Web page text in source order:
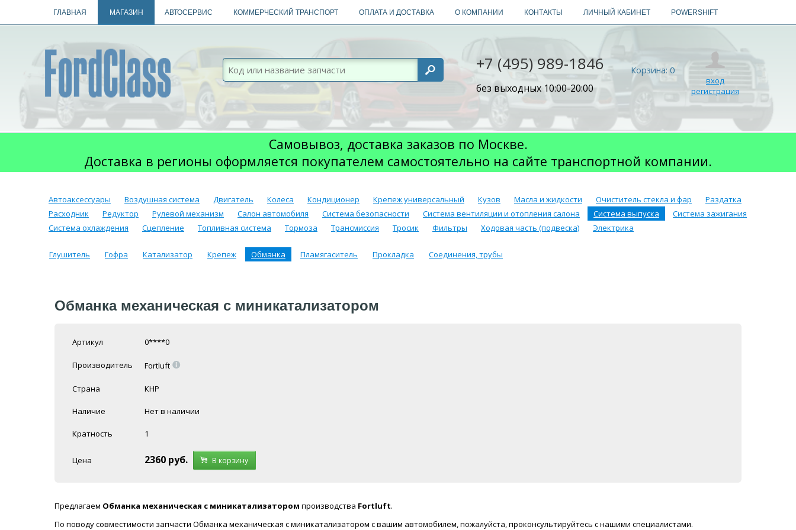
ГЛАВНАЯ МАГАЗИН АВТОСЕРВИС КОММЕРЧЕСКИЙ ТРАНСПОРТ ОПЛАТА И ДОСТАВКА О КОМПАНИИ КОНТАКТЫ ЛИЧНЫЙ КАБИНЕТ POWERSHIFT
+7 (495) 989-1846
без выходных 10:00-20:00
вход
регистрация
Корзина: 0
Самовывоз, доставка заказов по Москве.
Доставка в регионы оформляется покупателем самостоятельно на сайте транспортной компании.
Автоаксессуары Воздушная система Двигатель Колеса Кондиционер Крепеж универсальный Кузов Масла и жидкости Очиститель стекла и фар
Раздатка
Расходник
Редуктор Рулевой механизм Салон автомобиля Система безопасности Система вентиляции и отопления салона Система выпуска
Система зажигания
Система охлаждения
Сцепление Топливная система Тормоза Трансмиссия Тросик Фильтры Ходовая часть (подвеска) Электрика
Глушитель Гофра Катализатор Крепеж Обманка Пламягаситель Прокладка Соединения, трубы
Обманка механическая с миникатализатором
Артикул 0****0
Производитель Fortluft =
Страна КНР
Наличие Нет в наличии
Кратность 1
Цена 2360 руб. В корзину
Предлагаем Обманка механическая с миникатализатором производства Fortluft.
По поводу совместимости запчасти Обманка механическая с миникатализатором с вашим автомобилем, пожалуйста, проконсультируйтесь с нашими специалистами.